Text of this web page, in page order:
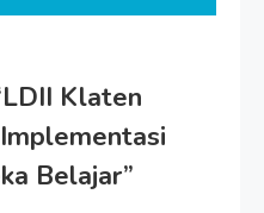
LDII Klaten
Belajar”